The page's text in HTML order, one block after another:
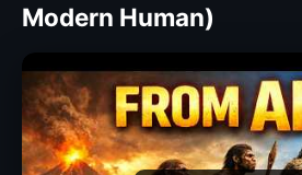
Modern Human)